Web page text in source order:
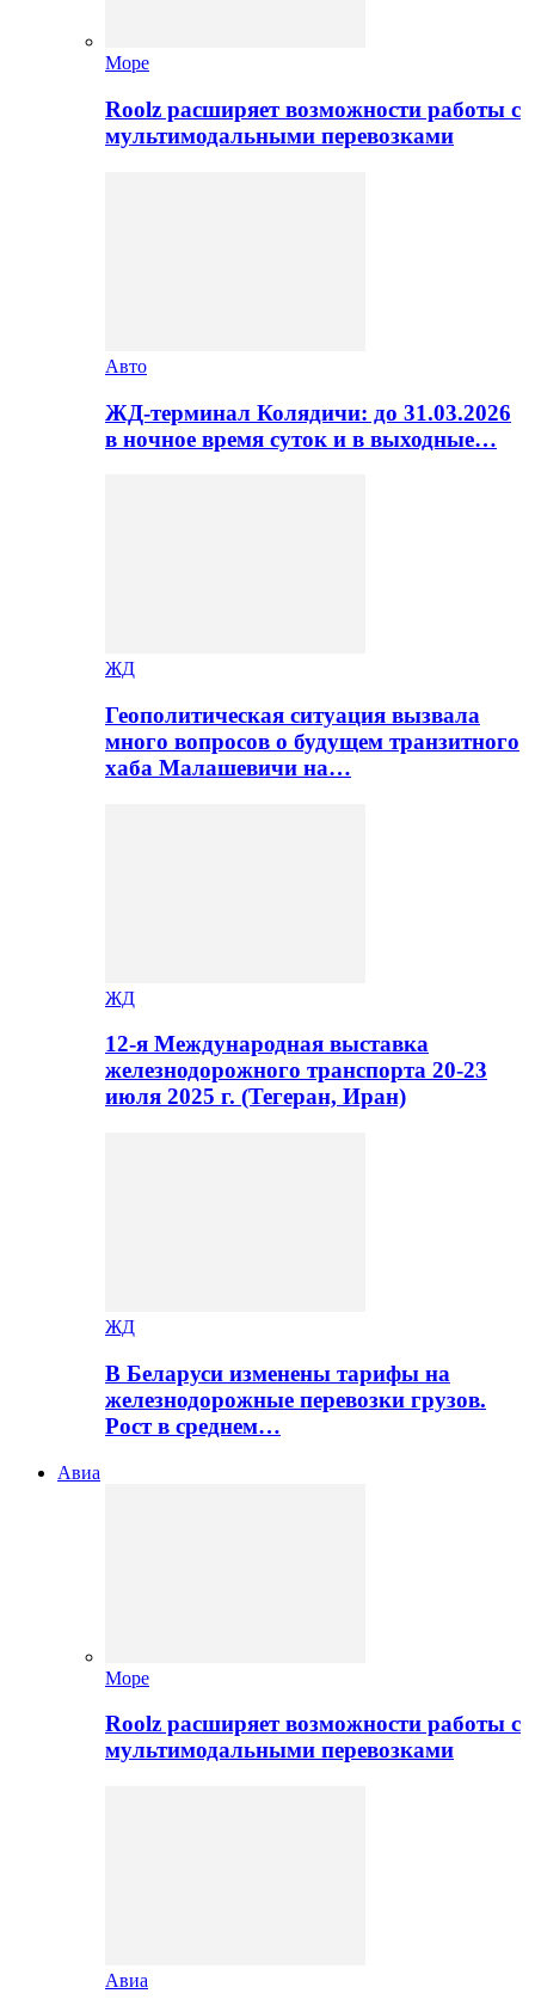
Море
Roolz расширяет возможности работы с
мультимодальными перевозками
Авто
ЖД-терминал Колядичи: до 31.03.2026
в ночное время суток и в выходные…
ЖД
Геополитическая ситуация вызвала
много вопросов о будущем транзитного
хаба Малашевичи на…
ЖД
12-я Международная выставка
железнодорожного транспорта 20-23
июля 2025 г. (Тегеран, Иран)
ЖД
В Беларуси изменены тарифы на
железнодорожные перевозки грузов.
Рост в среднем…
Авиа
Море
Roolz расширяет возможности работы с
мультимодальными перевозками
Авиа